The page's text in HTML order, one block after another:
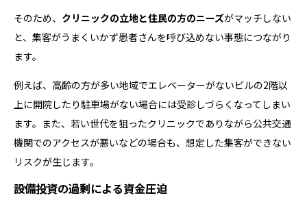
そのため、 クリニックの立地と住民の方のニーズがマッチしない
と、集客がうまくいかず患者さんを呼び込めない事態につながり
ます。
例えば、高齢の方が多い地域でエレベーターがないビルの2階以
上に開院したり駐車場がない場合には受診しづらくなってしまい
ます。また、若い世代を狙ったクリニックでありながら公共交通
機関でのアクセスが悪いなどの場合も、想定した集客ができない
リスクが生じます。
設備投資の過剰による資金圧迫